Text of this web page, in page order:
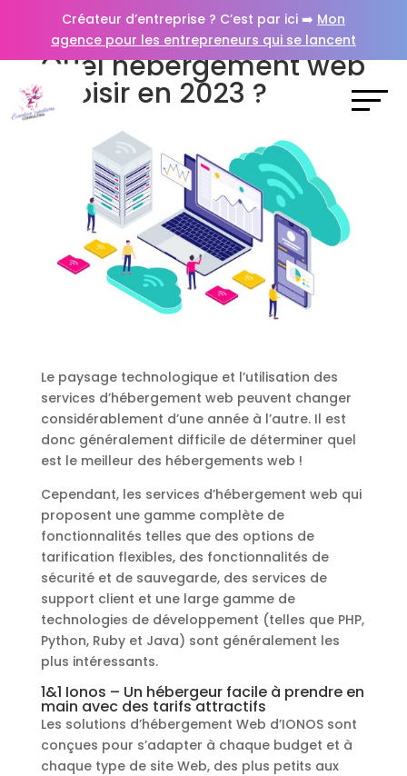
Créateur d’entreprise ? C’est par ici ➡️ Mon
agence pour les entrepreneurs qui se lancent
Quel hébergement web
choisir en 2023 ?
Le paysage technologique et l’utilisation des
services d’hébergement web peuvent changer
considérablement d’une année à l’autre. Il est
donc généralement difficile de déterminer quel
est le meilleur des hébergements web !
Cependant, les services d’hébergement web qui
proposent une gamme complète de
fonctionnalités telles que des options de
tarification flexibles, des fonctionnalités de
sécurité et de sauvegarde, des services de
support client et une large gamme de
technologies de développement (telles que PHP,
Python, Ruby et Java) sont généralement les
plus intéressants.
1&1 Ionos – Un hébergeur facile à prendre en
main avec des tarifs attractifs
Les solutions d’hébergement Web d’IONOS sont
conçues pour s’adapter à chaque budget et à
chaque type de site Web, des plus petits aux